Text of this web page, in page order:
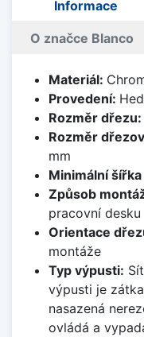
Informace
O značce Blanco
Materiál:
Provedení:
Rozměr dřezu:
Rozměr
mm
Minimální
Způsob
pracovní desku
Orientace
montáže
Typ výpusti:
výpusti je
nasazená
ovládá a